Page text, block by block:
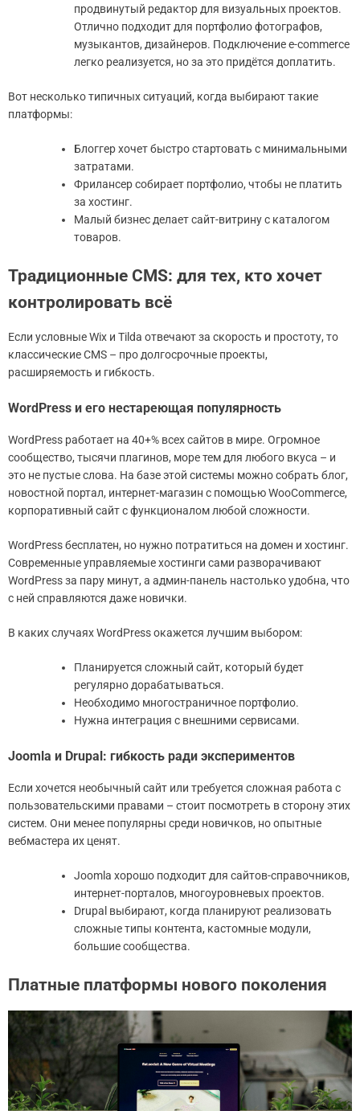
продвинутый редактор для визуальных проектов.
Отлично подходит для портфолио фотографов,
музыкантов, дизайнеров. Подключение e-commerce
легко реализуется, но за это придётся доплатить.
Вот несколько типичных ситуаций, когда выбирают такие
платформы:
Блоггер хочет быстро стартовать с минимальными
затратами.
Фрилансер собирает портфолио, чтобы не платить
за хостинг.
Малый бизнес делает сайт-витрину с каталогом
товаров.
Традиционные CMS: для тех, кто хочет
контролировать всё
Если условные Wix и Tilda отвечают за скорость и простоту, то
классические CMS – про долгосрочные проекты,
расширяемость и гибкость.
WordPress и его нестареющая популярность
WordPress работает на 40+% всех сайтов в мире. Огромное
сообщество, тысячи плагинов, море тем для любого вкуса – и
это не пустые слова. На базе этой системы можно собрать блог,
новостной портал, интернет-магазин с помощью WooCommerce,
корпоративный сайт с функционалом любой сложности.
WordPress бесплатен, но нужно потратиться на домен и хостинг.
Современные управляемые хостинги сами разворачивают
WordPress за пару минут, а админ-панель настолько удобна, что
с ней справляются даже новички.
В каких случаях WordPress окажется лучшим выбором:
Планируется сложный сайт, который будет
регулярно дорабатываться.
Необходимо многостраничное портфолио.
Нужна интеграция с внешними сервисами.
Joomla и Drupal: гибкость ради экспериментов
Если хочется необычный сайт или требуется сложная работа с
пользовательскими правами – стоит посмотреть в сторону этих
систем. Они менее популярны среди новичков, но опытные
вебмастера их ценят.
Joomla хорошо подходит для сайтов-справочников,
интернет-порталов, многоуровневых проектов.
Drupal выбирают, когда планируют реализовать
сложные типы контента, кастомные модули,
большие сообщества.
Платные платформы нового поколения